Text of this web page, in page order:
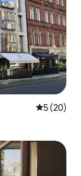
5 de uma
5 (20)